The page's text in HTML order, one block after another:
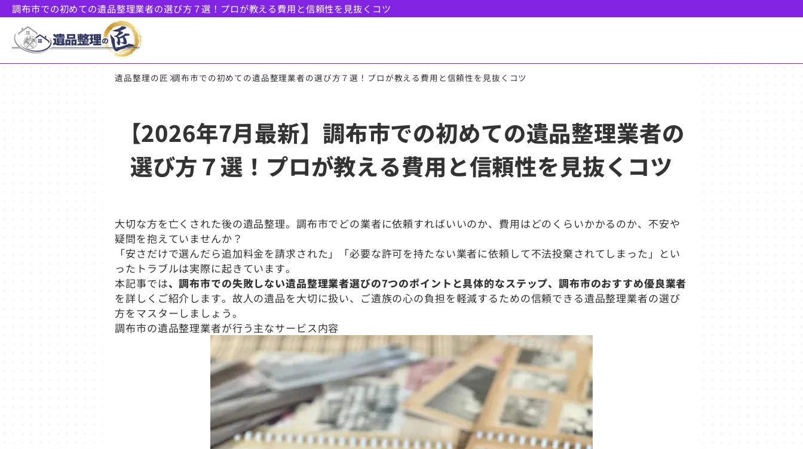
調布市での初めての遺品整理業者の選び方７選！プロが教える費用と信頼性を見抜くコツ
遺品整理の匠 調布市での初めての遺品整理業者の選び方７選！プロが教える費用と信頼性を見抜くコツ
【2026年7月最新】調布市での初めての遺品整理業者の
選び方７選！プロが教える費用と信頼性を見抜くコツ
大切な方を亡くされた後の遺品整理。調布市でどの業者に依頼すればいいのか、費用はどのくらいかかるのか、不安や
疑問を抱えていませんか？
「安さだけで選んだら追加料金を請求された」「必要な許可を持たない業者に依頼して不法投棄されてしまった」とい
ったトラブルは実際に起きています。
本記事では、調布市での失敗しない遺品整理業者選びの7つのポイントと具体的なステップ、調布市のおすすめ優良業者
を詳しくご紹介します。故人の遺品を大切に扱い、ご遺族の心の負担を軽減するための信頼できる遺品整理業者の選び
方をマスターしましょう。
調布市の遺品整理業者が行う主なサービス内容